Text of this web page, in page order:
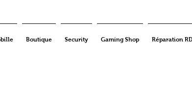
Boutique Security Gaming Shop Réparation